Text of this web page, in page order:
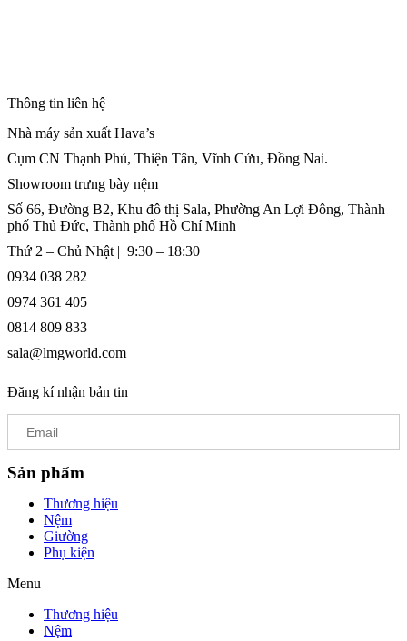
Thông tin liên hệ
Nhà máy sản xuất Hava’s
Cụm CN Thạnh Phú, Thiện Tân, Vĩnh Cửu, Đồng Nai.
Showroom trưng bày nệm
Số 66, Đường B2, Khu đô thị Sala, Phường An Lợi Đông, Thành
phố Thủ Đức, Thành phố Hồ Chí Minh
Thứ 2 – Chủ Nhật | 9:30 – 18:30
0934 038 282
0974 361 405
0814 809 833
sala@lmgworld.com
Đăng kí nhận bản tin
Sản phẩm
Thương hiệu
Nệm
Giường
Phụ kiện
Menu
Thương hiệu
Nệm